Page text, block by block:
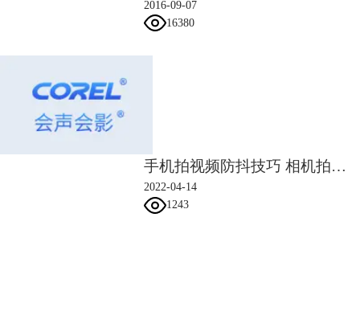
图六：进行颜色替换
此时进行预览，发现老电影效果已经做好了。
2016-09-07
16380
手机拍视频防抖技巧 相机拍视频怎么防抖
2022-04-14
1243